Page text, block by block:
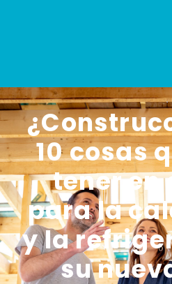
10 cosas
tener en
para la
y la
su